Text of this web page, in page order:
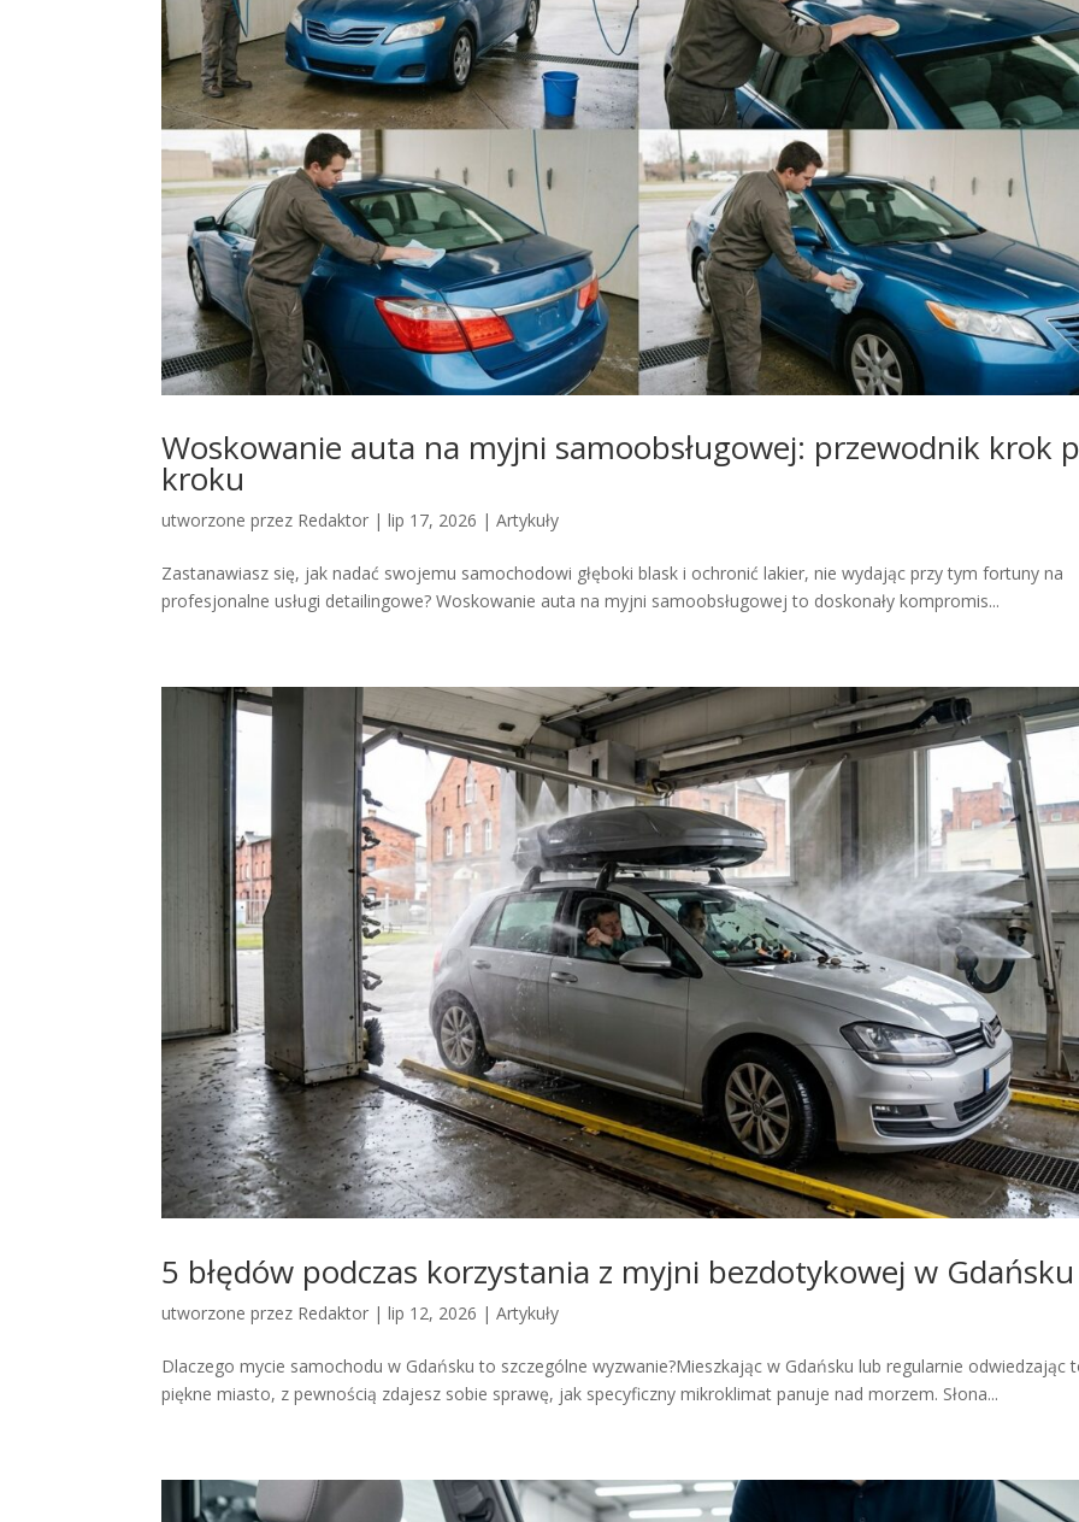
Woskowanie auta na myjni samoobsługowej: przewodnik krok
kroku
utworzone przez Redaktor |lip 17, 2026 |Artykuły
Zastanawiasz się, jak nadać swojemu samochodowi głęboki blask i ochronić lakier, nie wydając przy tym fortuny na
profesjonalne usługi detailingowe? Woskowanie auta na myjni samoobsługowej to doskonały kompromis...
5 błędów podczas korzystania z myjni bezdotykowej w Gdańsku
utworzone przez Redaktor |lip 12, 2026 |Artykuły
Dlaczego mycie samochodu w Gdańsku to szczególne wyzwanie?Mieszkając w Gdańsku lub regularnie odwiedzając
piękne miasto, z pewnością zdajesz sobie sprawę, jak specyficzny mikroklimat panuje nad morzem. Słona...